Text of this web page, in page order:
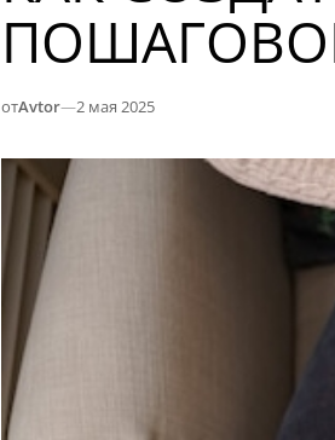
отAvtor—2 мая 2025